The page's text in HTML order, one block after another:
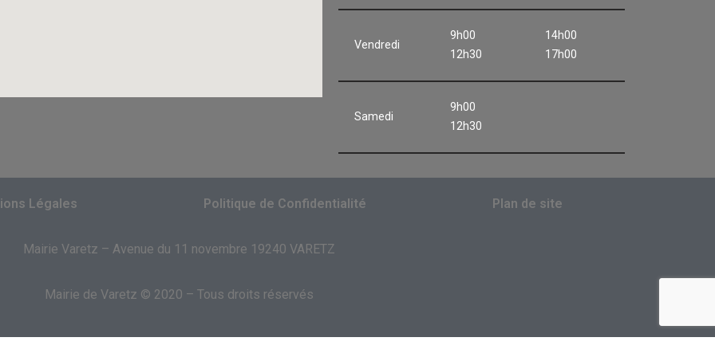
Vendredi
9h00
12h30
14h00
17h00
Samedi
9h00
12h30
Légales Politique de Confidentialité Plan de site
Mairie Varetz – Avenue du 11 novembre 19240 VARETZ
Mairie de Varetz © 2020 – Tous droits réservés